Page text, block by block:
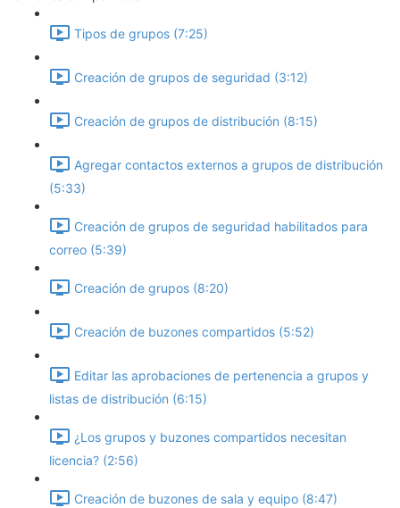
Tipos de grupos (7:25)
Creación de grupos de seguridad (3:12)
Creación de grupos de distribución (8:15)
Agregar contactos externos a grupos de distribución
(5:33)
Creación de grupos de seguridad habilitados para
correo (5:39)
Creación de grupos (8:20)
Creación de buzones compartidos (5:52)
Editar las aprobaciones de pertenencia a grupos y
listas de distribución (6:15)
¿Los grupos y buzones compartidos necesitan
licencia? (2:56)
Creación de buzones de sala y equipo (8:47)